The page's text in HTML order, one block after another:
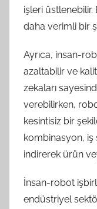
işleri üstlenebilir.
daha verimli bir
Ayrıca, insan-
azaltabilir ve
zekaları
verebilirken,
kesintisiz bir
kombinasyon, iş
indirerek ürün
İnsan-robot
endüstriyel